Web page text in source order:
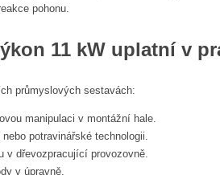
pohonu.
11 kW uplatní v
průmyslových sestavách:
manipulaci v montážní hale.
potravinářské technologii.
v dřevozpracující provozovně.
v úpravně.